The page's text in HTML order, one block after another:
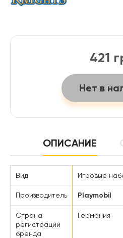
421
Нет в
ОПИСАНИЕ
Вид Игровые
Производитель Playmobil
Страна
регистрации
бренда
Германия